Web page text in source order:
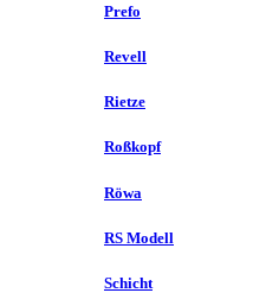
Prefo
Revell
Rietze
Roßkopf
Röwa
RS Modell
Schicht